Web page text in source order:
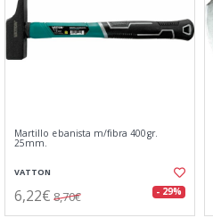
Martillo ebanista m/fibra 400gr.
25mm.
VATTON
6,22€ 8,70€ - 29%